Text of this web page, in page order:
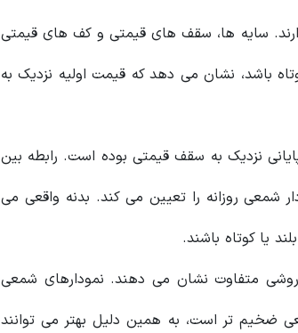
دارند. سایه ها، سقف های قیمتی و کف های قیمتی
باشد، نشان می دهد که قیمت اولیه نزدیک به
نزدیک به سقف قیمتی بوده است. رابطه بین
شمعی روزانه را تعیین می کند. بدنه واقعی می
یا کوتاه باشند.
روشی متفاوت نشان می دهند. نمودارهای شمعی
ضخیم تر است، به همین دلیل بهتر می توانند